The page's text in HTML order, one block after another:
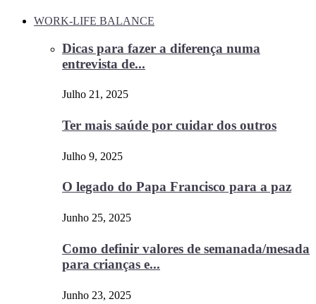
WORK-LIFE BALANCE
Dicas para fazer a diferença numa
entrevista de...
Julho 21, 2025
Ter mais saúde por cuidar dos outros
Julho 9, 2025
O legado do Papa Francisco para a paz
Junho 25, 2025
Como definir valores de semanada/mesada
para crianças e...
Junho 23, 2025